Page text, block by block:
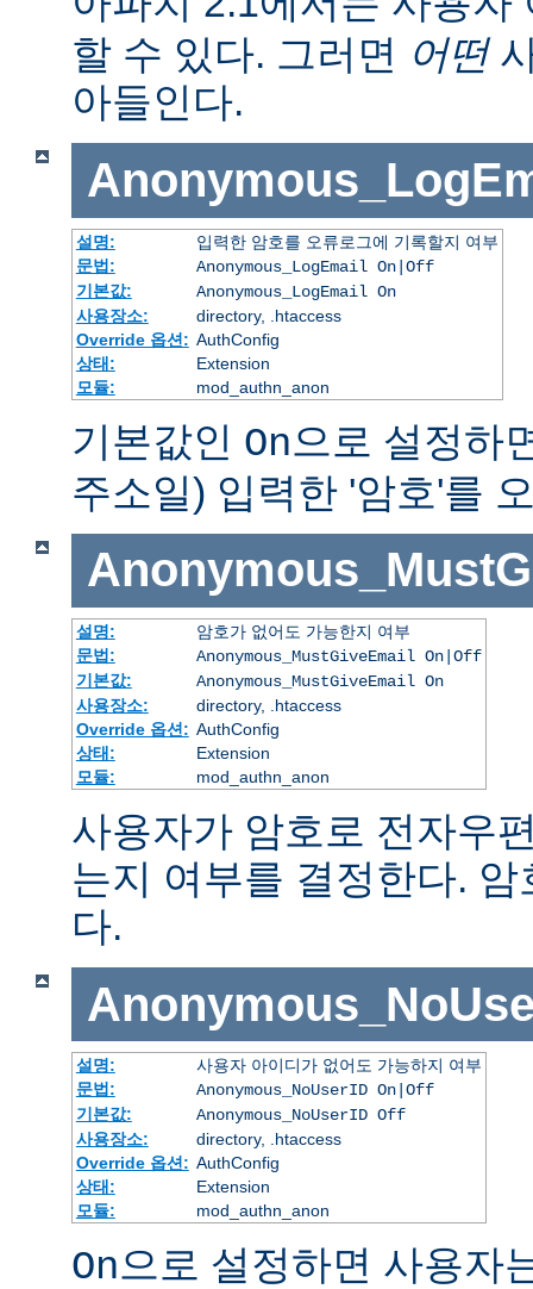
할 수 있다. 그러면 어떤
아들인다.
설명:
입력한 암호를 오류로그에 기록할지 여부
문법:
Anonymous_LogEmail On|Off
기본값:
Anonymous_LogEmail On
사용장소:
directory, .htaccess
Override 옵션: AuthConfig
상태:
Extension
모듈:
mod_authn_anon
기본값인 On으로 설정하
주소일) 입력한 '암호'를
설명:
암호가 없어도 가능한지 여부
문법:
Anonymous_MustGiveEmail On|Off
기본값:
Anonymous_MustGiveEmail On
사용장소:
directory, .htaccess
Override 옵션: AuthConfig
상태:
Extension
모듈:
mod_authn_anon
사용자가 암호로 전자우
는지 여부를 결정한다.
다.
설명:
사용자 아이디가 없어도 가능하지 여부
문법:
Anonymous_NoUserID On|Off
기본값:
Anonymous_NoUserID Off
사용장소:
directory, .htaccess
Override 옵션: AuthConfig
상태:
Extension
모듈:
mod_authn_anon
On으로 설정하면 사용자